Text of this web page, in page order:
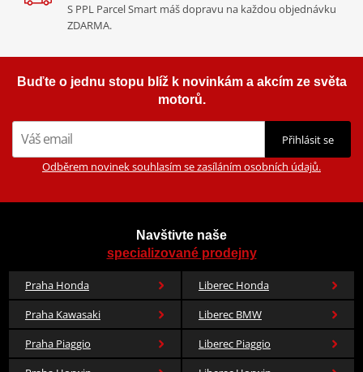
S PPL Parcel Smart máš dopravu na každou objednávku
ZDARMA.
Buďte o jednu stopu blíž k novinkám a akcím ze světa
motorů.
Přihlásit se
Odběrem novinek souhlasím se zasíláním osobních údajů.
Navštivte naše
specializované prodejny
Praha Honda
Liberec Honda
Praha Kawasaki
Liberec BMW
Praha Piaggio
Liberec Piaggio